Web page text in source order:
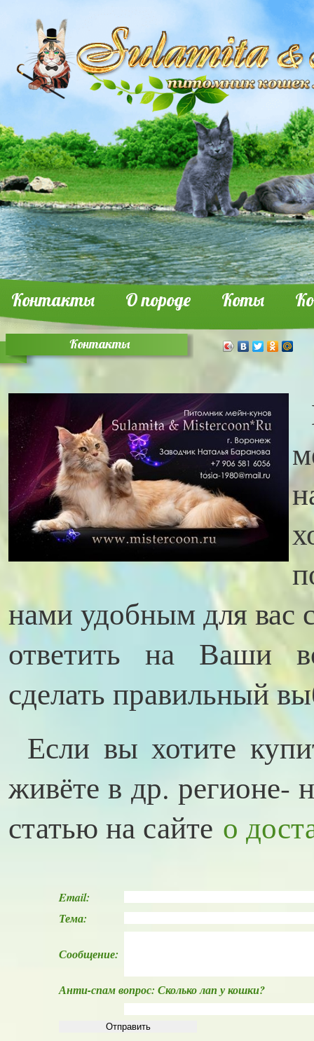
Контакты О породе Коты
Контакты
нами удобным для
ответить на Ваши
сделать правильный
Если вы хотите
живёте в др. регионе-
статью на сайте о
Email:
Тема:
Сообщение:
Анти-спам вопрос: Сколько лап у кошки?